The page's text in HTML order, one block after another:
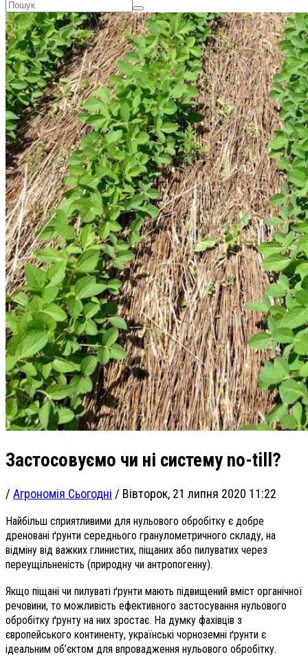
Застосовуємо чи ні систему no-till?
/ Агрономія Сьогодні / Вівторок, 21 липня 2020 11:22
Найбільш сприятливими для нульового обробітку є добре
дреновані ґрунти середнього гранулометричного складу, на
відміну від важких глинистих, піщаних або пилуватих через
переущільненість (природну чи антропогенну).
Якщо піщані чи пилуваті ґрунти мають підвищений вміст органічної
речовини, то можливість ефективного застосування нульового
обробітку ґрунту на них зростає. На думку фахівців з
європейського континенту, українські чорноземні ґрунти є
ідеальним об’єктом для впровадження нульового обробітку.